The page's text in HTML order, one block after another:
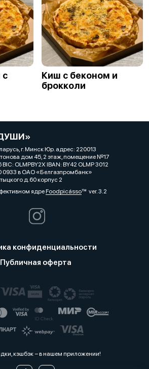
с
Киш с беконом и
брокколи
г. Минск Юр. адрес: 220013
дом 45, 2 этаж, помещение №17
OLMPBY2X IBAN: BY42 OLMP 3012
0933 в ОАО «Белгазпромбанк»
д.60 корпус 2
ядреFoodpicássover. 3.2
конфиденциальности
Публичная оферта
кэшбэк − в нашем приложении!